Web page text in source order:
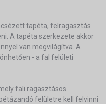
tapéta, felragasztás
A tapéta szerkezete akkor
van megvilágítva. A
- a fal felületi
fali ragasztásos
felületre kell felvinni